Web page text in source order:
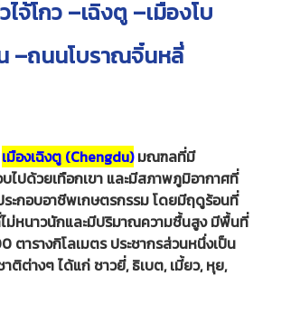
ไจ้โกว –เฉิงตู –เมืองโบ
–ถนนโบราณจิ๋นหลี่
เมืองเฉิงตู (Chengdu)มณฑลที่มี
บไปด้วยเทือกเขา และมีสภาพภูมิอากาศที่
ระกอบอาชีพเกษตรกรรม โดยมีฤดูร้อนที่
ม่หนาวนักและมีปริมาณความชื้นสูง มีพื้นที่
ตารางกิโลเมตร ประชากรส่วนหนึ่งเป็น
ติต่างๆ ได้แก่ ชาวยี่, ธิเบต, เมี้ยว, หุย,